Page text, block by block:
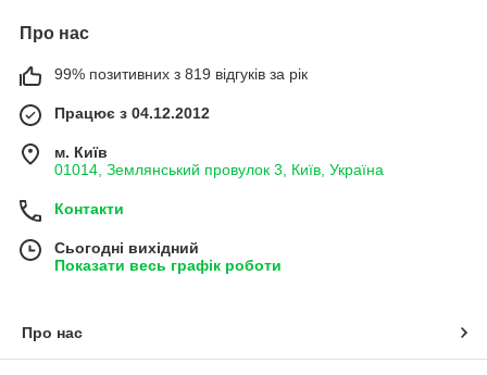
Про нас
99% позитивних з 819 відгуків за рік
Працює з 04.12.2012
м. Київ
01014, Землянський провулок 3, Київ, Україна
Контакти
Сьогодні вихідний
Показати весь графік роботи
Про нас